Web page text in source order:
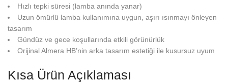
Hızlı tepki süresi (lamba anında yanar)
Uzun ömürlü lamba kullanımına uygun, aşırı ısınmayı önleyen
tasarım
Gündüz ve gece koşullarında etkili görünürlük
Orijinal Almera HB’nin arka tasarım estetiği ile kusursuz uyum
Kısa Ürün Açıklaması